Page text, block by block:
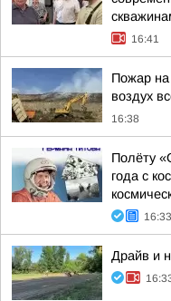
16:41
Пожар на
воздух
16:38
Полёту
года с
16:33
Драйв и